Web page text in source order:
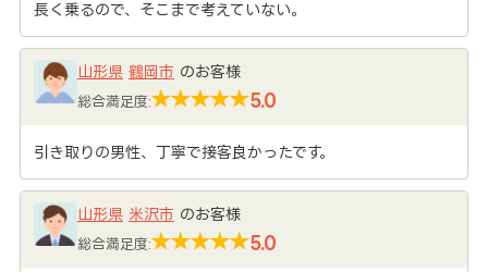
長く乗るので、そこまで考えていない。
山形県 鶴岡市 のお客様
総合満足度: 5.0
引き取りの男性、丁寧で接客良かったです。
山形県 米沢市 のお客様
総合満足度: 5.0